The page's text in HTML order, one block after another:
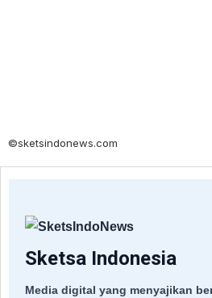
©sketsindonews.com
Sketsa Indonesia
Media digital yang menyajikan